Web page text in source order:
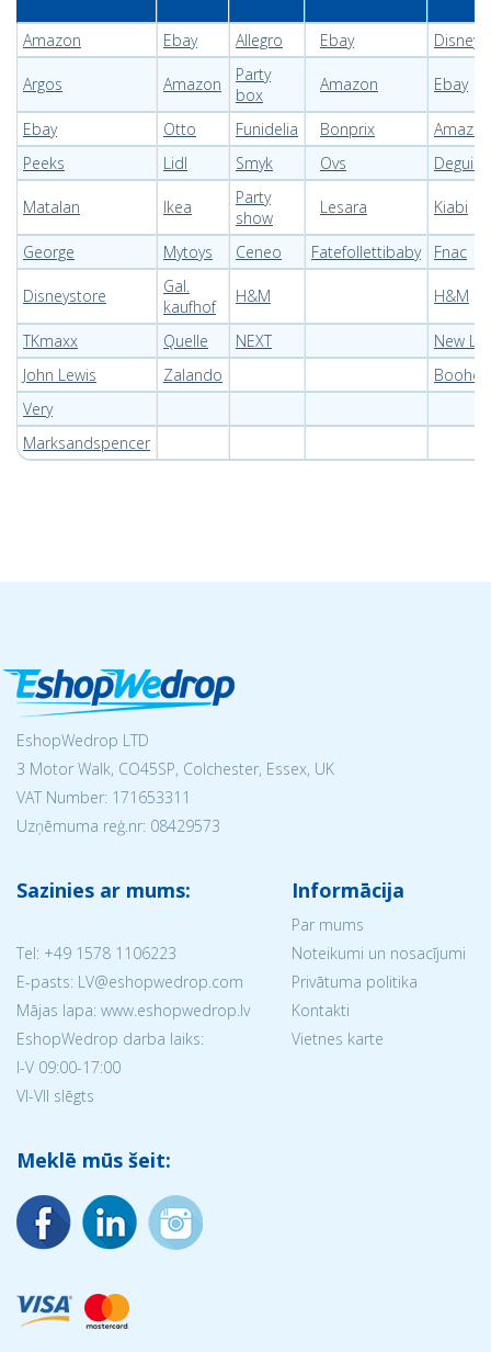
Amazon Ebay Allegro Ebay
Argos Amazon
Party
box
Amazon Ebay
Ebay Otto Funidelia Bonprix
Amazon
Peeks
Lidl Smyk Ovs
Matalan Ikea
Party
show
Lesara Kiabi
George Mytoys Ceneo Fatefollettibaby Fnac
Disneystore
Gal.
kaufhof
H&M H&M
TKmaxx Quelle NEXT
New
John Lewis
Zalando
Boohoo
Very
Marksandspencer
EshopWedrop LTD
3 Motor Walk, CO45SP, Colchester, Essex, UK
VAT Number: 171653311
Uzņēmuma reģ.nr: 08429573
Sazinies ar mums:
Tel: +49 1578 1106223
E-pasts: LV@eshopwedrop.com
Mājas lapa: www.eshopwedrop.lv
EshopWedrop darba laiks:
I-V 09:00-17:00
VI-VII slēgts
Informācija
Par mums
Noteikumi un nosacījumi
Privātuma politika
Kontakti
Vietnes karte
Meklē mūs šeit: